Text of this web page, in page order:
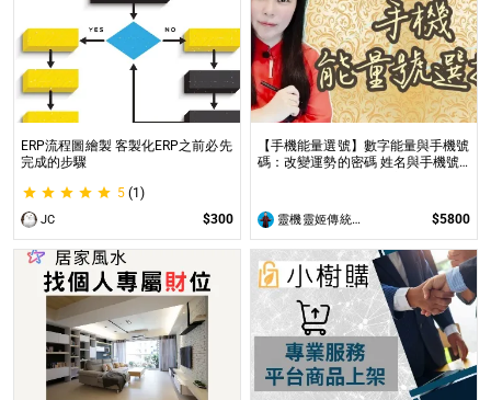
ERP流程圖繪製 客製化ERP之前必先
完成的步驟
5 (1)
JC $300
【手機能量選號】數字能量與手機號
碼：改變運勢的密碼 姓名與手機號
靈機靈姬傳統文化學院 $5800